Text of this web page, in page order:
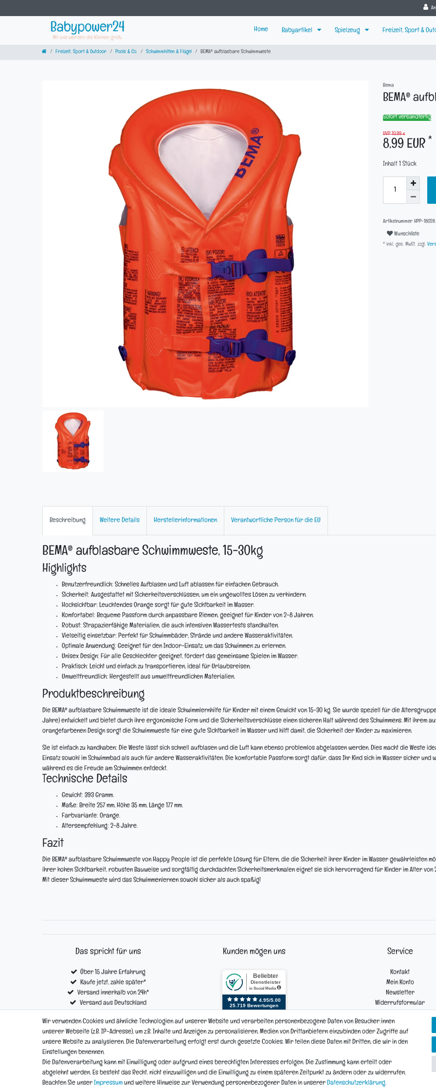
Home Babyartikel Spielzeug Freizeit, Sport &
Freizeit, Sport & Outdoor Pools & Co. Schwimmhilfen & Flügel BEMA® aufblasbare Schwimmweste
Bema
BEMA®
Sofort versandfertig
UVP 10,99 €
8,99 EUR
*
Inhalt Stück
Artikelnummer HPP-18028
Wunschliste
* inkl. ges. MwSt. zzgl.
Beschreibung Weitere Details Herstellerinformationen Verantwortliche Person für die EU
BEMA® aufblasbare Schwimmweste, 15-30kg
Highlights
Benutzerfreundlich: Schnelles Aufblasen und Luft ablassen für einfachen Gebrauch.
Sicherheit: Ausgestattet mit Sicherheitsverschlüssen, um ein ungewolltes Lösen zu verhindern.
Hochsichtbar: Leuchtendes Orange sorgt für gute Sichtbarkeit im Wasser.
Komfortabel: Bequeme Passform durch anpassbare Riemen, geeignet für Kinder von 2-8 Jahren.
Robust: Strapazierfähige Materialien, die auch intensiven Wassertests standhalten.
Vielseitig einsetzbar: Perfekt für Schwimmbäder, Strände und andere Wasseraktivitäten.
Optimale Anwendung: Geeignet für den Indoor-Einsatz, um das Schwimmen zu erlernen.
Unisex Design: Für alle Geschlechter geeignet, fördert das gemeinsame Spielen im Wasser.
Praktisch: Leicht und einfach zu transportieren, ideal für Urlaubsreisen.
Umweltfreundlich: Hergestellt aus umweltfreundlichen Materialien.
Produktbeschreibung
Die BEMA® aufblasbare Schwimmweste ist die ideale Schwimmlernhilfe für Kinder mit einem Gewicht von 15-30 kg. Sie wurde speziell für die
Jahre) entwickelt und bietet durch ihre ergonomische Form und die Sicherheitsverschlüsse einen sicheren Halt während des Schwimmens. Mit ihrem
orangefarbenen Design sorgt die Schwimmweste für eine gute Sichtbarkeit im Wasser und hilft damit, die Sicherheit der Kinder zu maximieren.
Sie ist einfach zu handhaben: Die Weste lässt sich schnell aufblasen und die Luft kann ebenso problemlos abgelassen werden. Dies macht die Weste
Einsatz sowohl im Schwimmbad als auch für andere Wasseraktivitäten. Die komfortable Passform sorgt dafür, dass Ihr Kind sich im Wasser sicher und
während es die Freude am Schwimmen entdeckt.
Technische Details
Gewicht: 393 Gramm.
Maße: Breite 257 mm, Höhe 35 mm, Länge 177 mm.
Farbvariante: Orange.
Altersempfehlung: 2-8 Jahre.
Fazit
Die BEMA® aufblasbare Schwimmweste von Happy People ist die perfekte Lösung für Eltern, die die Sicherheit ihrer Kinder im Wasser gewährleisten
ihrer hohen Sichtbarkeit, robusten Bauweise und sorgfältig durchdachten Sicherheitsmerkmalen eignet sie sich hervorragend für Kinder im Alter von
Mit dieser Schwimmweste wird das Schwimmenlernen sowohl sicher als auch spaßig!
Das spricht für uns
Über 15 Jahre Erfahrung
Kaufe jetzt, zahle später*
Versand innerhalb von 24h*
Versand aus Deutschland
Kunden mögen uns Service
Kontakt
Mein Konto
Newsletter
Widerrufsformular
Wir verwenden Cookies und ähnliche Technologien auf unserer Website und verarbeiten personenbezogene Daten von Besucher:innen
unserer Webseite (z.B. IP-Adresse), um z.B. Inhalte und Anzeigen zu personalisieren, Medien von Drittanbietern einzubinden oder Zugriffe auf
unsere Website zu analysieren. Die Datenverarbeitung erfolgt erst durch gesetzte Cookies. Wir teilen diese Daten mit Dritten, die wir in den
Einstellungen benennen.
Die Datenverarbeitung kann mit Einwilligung oder aufgrund eines berechtigten Interesses erfolgen. Die Zustimmung kann erteilt oder
abgelehnt werden. Es besteht das Recht, nicht einzuwilligen und die Einwilligung zu einem späteren Zeitpunkt zu ändern oder zu widerrufen.
Beachten Sie unser Impressum und weitere Hinweise zur Verwendung personenbezogener Daten in unserer Daten­schutz­erklärung.